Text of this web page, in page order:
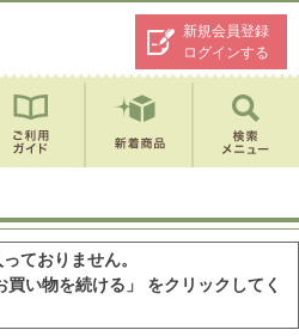
新規会員登録
ログインする
ておりません。
い物を続ける」 をクリックしてく